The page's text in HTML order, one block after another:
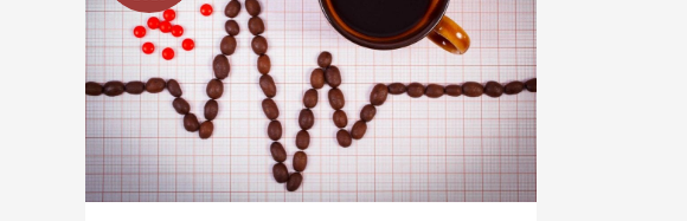
férfi
nemi
szervén
–
Minden,
amit